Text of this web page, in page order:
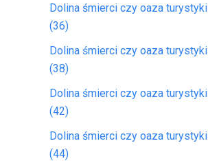
Dolina śmierci czy oaza turystyki
(36)
Dolina śmierci czy oaza turystyki
(38)
Dolina śmierci czy oaza turystyki
(42)
Dolina śmierci czy oaza turystyki
(44)